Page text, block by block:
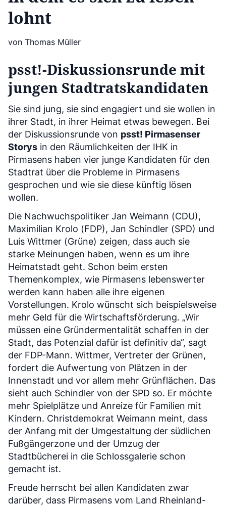
lohnt
von Thomas Müller
psst!-Diskussionsrunde mit
jungen Stadtratskandidaten
Sie sind jung, sie sind engagiert und sie wollen in
ihrer Stadt, in ihrer Heimat etwas bewegen. Bei
der Diskussionsrunde von psst! Pirmasenser
Storys in den Räumlichkeiten der IHK in
Pirmasens haben vier junge Kandidaten für den
Stadtrat über die Probleme in Pirmasens
gesprochen und wie sie diese künftig lösen
wollen.
Die Nachwuchspolitiker Jan Weimann (CDU),
Maximilian Krolo (FDP), Jan Schindler (SPD) und
Luis Wittmer (Grüne) zeigen, dass auch sie
starke Meinungen haben, wenn es um ihre
Heimatstadt geht. Schon beim ersten
Themenkomplex, wie Pirmasens lebenswerter
werden kann haben alle ihre eigenen
Vorstellungen. Krolo wünscht sich beispielsweise
mehr Geld für die Wirtschaftsförderung. „Wir
müssen eine Gründermentalität schaffen in der
Stadt, das Potenzial dafür ist definitiv da“, sagt
der FDP-Mann. Wittmer, Vertreter der Grünen,
fordert die Aufwertung von Plätzen in der
Innenstadt und vor allem mehr Grünflächen. Das
sieht auch Schindler von der SPD so. Er möchte
mehr Spielplätze und Anreize für Familien mit
Kindern. Christdemokrat Weimann meint, dass
der Anfang mit der Umgestaltung der südlichen
Fußgängerzone und der Umzug der
Stadtbücherei in die Schlossgalerie schon
gemacht ist.
Freude herrscht bei allen Kandidaten zwar
darüber, dass Pirmasens vom Land Rheinland-